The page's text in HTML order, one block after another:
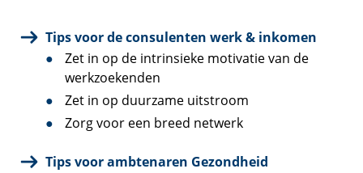
Tips voor de consulenten werk & inkomen
Zet in op de intrinsieke motivatie van de
werkzoekenden
Zet in op duurzame uitstroom
Zorg voor een breed netwerk
Tips voor ambtenaren Gezondheid